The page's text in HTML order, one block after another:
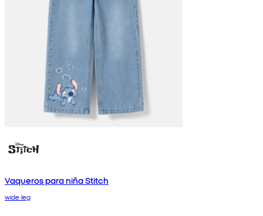
Vaqueros para niña Stitch
wide leg